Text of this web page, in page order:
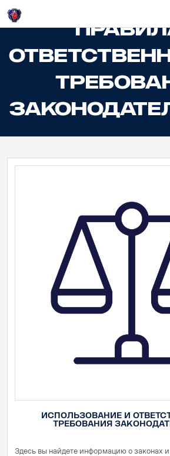
ИСПОЛЬЗОВАНИЕ И
ТРЕБОВАНИЯ
Здесь вы найдете информацию о законах